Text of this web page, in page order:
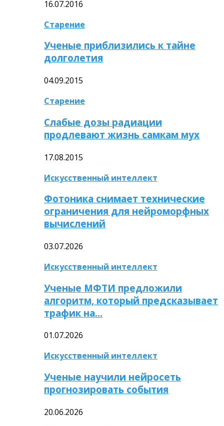
16.07.2016
Старение
Ученые приблизились к тайне
долголетия
04.09.2015
Старение
Слабые дозы радиации
продлевают жизнь самкам мух
17.08.2015
Искусственный интеллект
Фотоника снимает технические
ограничения для нейроморфных
вычислений
03.07.2026
Искусственный интеллект
Ученые МФТИ предложили
алгоритм, который предсказывает
трафик на…
01.07.2026
Искусственный интеллект
Ученые научили нейросеть
прогнозировать события
20.06.2026